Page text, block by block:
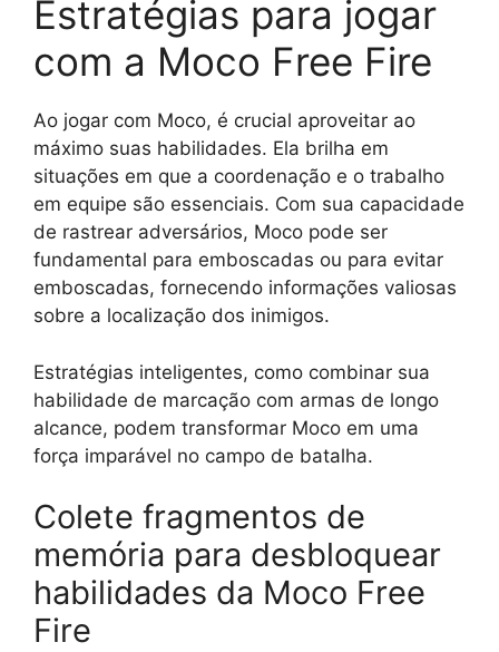
Estratégias para jogar
com a Moco Free Fire
Ao jogar com Moco, é crucial aproveitar ao
máximo suas habilidades. Ela brilha em
situações em que a coordenação e o trabalho
em equipe são essenciais. Com sua capacidade
de rastrear adversários, Moco pode ser
fundamental para emboscadas ou para evitar
emboscadas, fornecendo informações valiosas
sobre a localização dos inimigos.
Estratégias inteligentes, como combinar sua
habilidade de marcação com armas de longo
alcance, podem transformar Moco em uma
força imparável no campo de batalha.
Colete fragmentos de
memória para desbloquear
habilidades da Moco Free
Fire